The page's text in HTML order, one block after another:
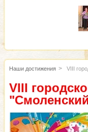
Наши достижения VIII
VIII